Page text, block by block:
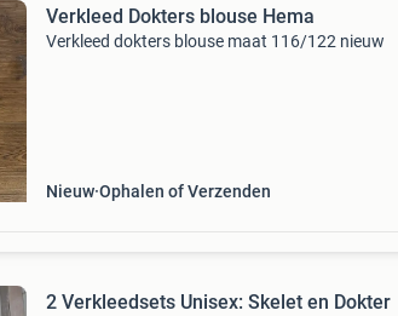
Verkleed Dokters blouse Hema
Verkleed dokters blouse maat 116/122 nieuw
Nieuw Ophalen of Verzenden
2 Verkleedsets Unisex: Skelet en Dokter